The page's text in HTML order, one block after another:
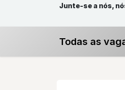
Junte-se a nós,
Todas as